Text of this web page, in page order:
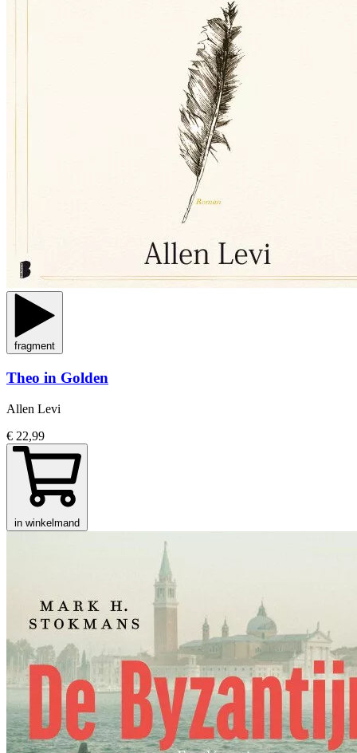
fragment
Theo in Golden
Allen Levi
€ 22,99
in winkelmand